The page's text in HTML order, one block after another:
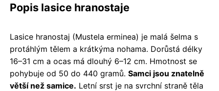
Popis lasice hranostaje
Lasice hranostaj (Mustela erminea) je malá šelma s
protáhlým tělem a krátkýma nohama. Dorůstá délky
16–31 cm a ocas má dlouhý 6–12 cm. Hmotnost se
pohybuje od 50 do 440 gramů. Samci jsou znatelně
větší než samice. Letní srst je na svrchní straně těla